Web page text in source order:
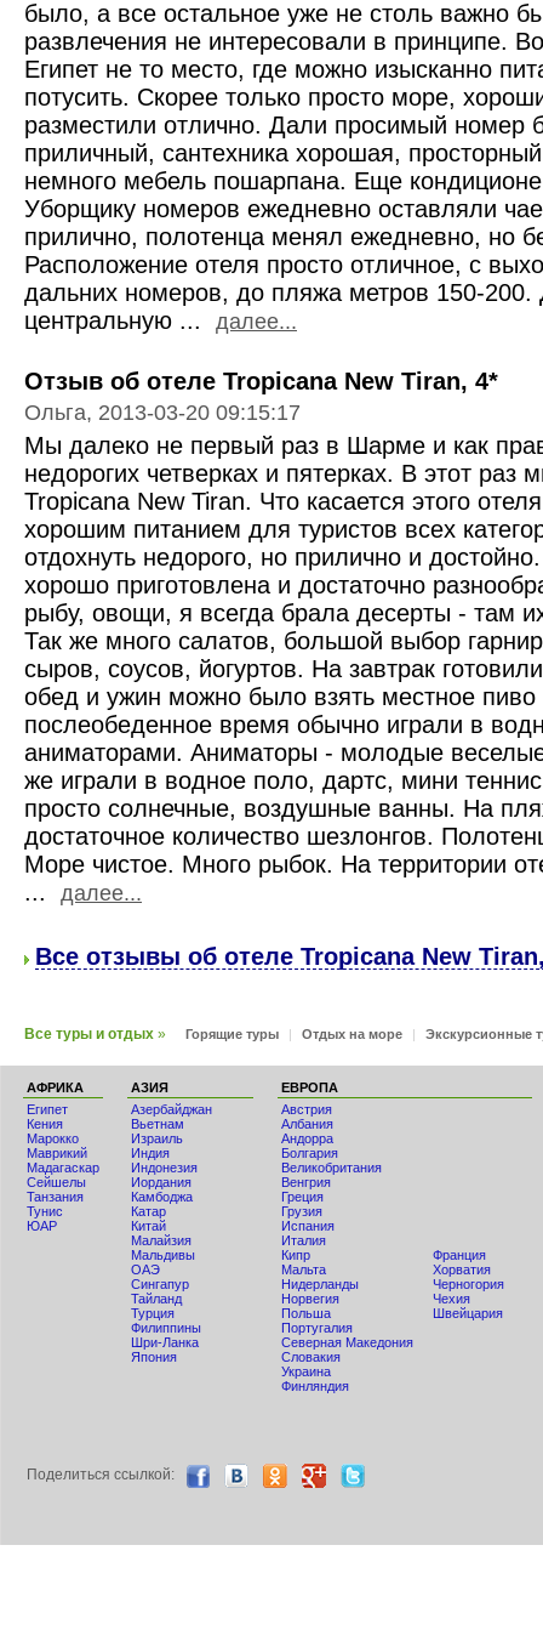
было, а все остальное уже не столь важно
развлечения не интересовали в принципе.
Египет не то место, где можно изысканно
потусить. Скорее только просто море,
разместили отлично. Дали просимый номер
приличный, сантехника хорошая,
немного мебель пошарпана. Еще
Уборщику номеров ежедневно оставляли
прилично, полотенца менял ежедневно, но
Расположение отеля просто отличное, с
дальних номеров, до пляжа метров 150-200.
центральную ... далее...
Отзыв об отеле Tropicana New Tiran, 4*
Ольга, 2013-03-20 09:15:17
Мы далеко не первый раз в Шарме и как
недорогих четверках и пятерках. В этот
Tropicana New Tiran. Что касается этого
хорошим питанием для туристов всех
отдохнуть недорого, но прилично и
хорошо приготовлена и достаточно
рыбу, овощи, я всегда брала десерты - там
Так же много салатов, большой выбор
сыров, соусов, йогуртов. На завтрак
обед и ужин можно было взять местное
послеобеденное время обычно играли в
аниматорами. Аниматоры - молодые
же играли в водное поло, дартс, мини
просто солнечные, воздушные ванны. На
достаточное количество шезлонгов.
Море чистое. Много рыбок. На территории
... далее...
Все отзывы об отеле Tropicana New
Все туры и отдых » Горящие туры | Отдых на море | Экскурсионные
АФРИКА
Египет
Кения
Мaрокко
Маврикий
Мадагаскар
Сейшелы
Танзания
Тунис
ЮАР
АЗИЯ
Азербайджан
Вьетнам
Израиль
Индия
Индонезия
Иордания
Камбоджа
Катар
Китай
Малайзия
Мальдивы
ОАЭ
Сингапур
Тайланд
Турция
Филиппины
Шри-Ланка
Япония
ЕВРОПА
Австрия
Албания
Андорра
Болгария
Великобритания
Венгрия
Греция
Грузия
Испания
Италия
Кипр
Мальта
Нидерланды
Норвегия
Польша
Португалия
Северная Македония
Словакия
Украина
Финляндия
Франция
Хорватия
Черногория
Чехия
Швейцария
Поделиться ccылкой: